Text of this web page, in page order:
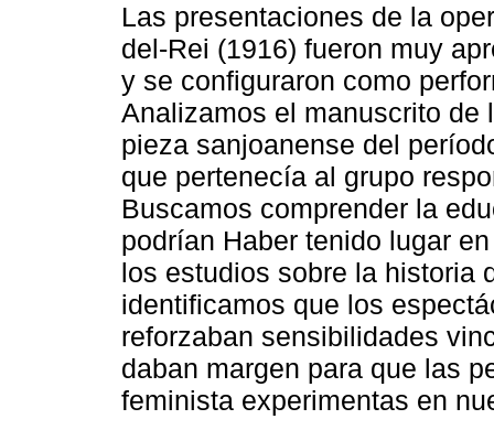
Las presentaciones de la
del-Rei (1916) fueron muy
y se configuraron como
Analizamos el manuscrito
pieza sanjoanense del
que pertenecía al grupo
Buscamos comprender la
podrían Haber tenido lugar
los estudios sobre la historia
identificamos que los
reforzaban sensibilidades
daban margen para que las
feminista experimentas en